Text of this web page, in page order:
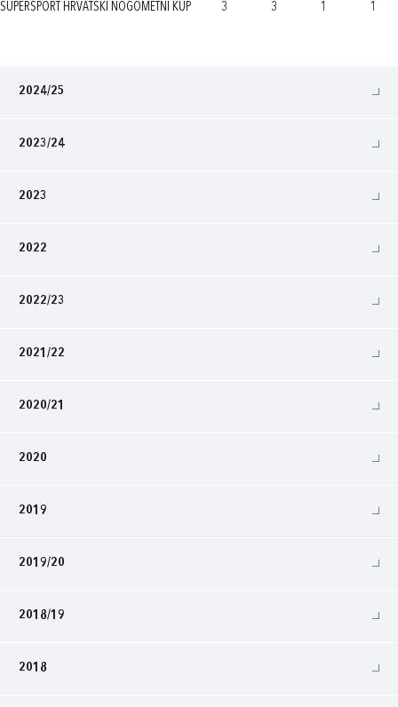
SUPERSPORT HRVATSKI NOGOMETNI KUP 3 3 1 1
2024/25
2023/24
2023
2022
2022/23
2021/22
2020/21
2020
2019
2019/20
2018/19
2018